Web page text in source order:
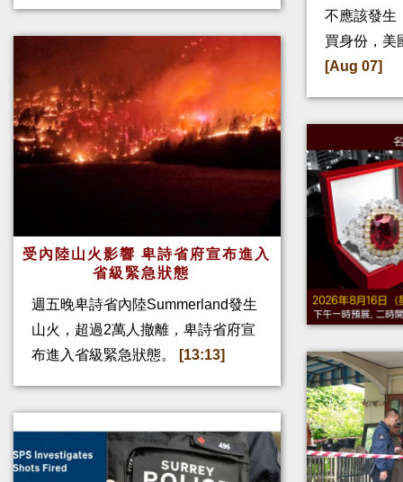
受內陸山火影響 卑詩省府宣布進入
省級緊急狀態
週五晚卑詩省內陸Summerland發生
山火，超過2萬人撤離，卑詩省府宣
布進入省級緊急狀態。
[13:13]
不應該發生
買身份，美
[Aug 07]